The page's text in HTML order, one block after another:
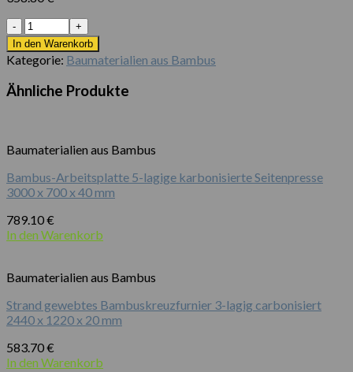
Anzahl
In den Warenkorb
Kategorie: Baumaterialien aus Bambus
Ähnliche Produkte
Baumaterialien aus Bambus
Bambus-Arbeitsplatte 5-lagige karbonisierte Seitenpresse
3000 x 700 x 40 mm
789.10€
In den Warenkorb
Baumaterialien aus Bambus
Strand gewebtes Bambuskreuzfurnier 3-lagig carbonisiert
2440 x 1220 x 20 mm
583.70€
In den Warenkorb